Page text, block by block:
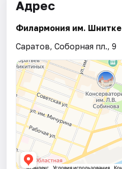
Адрес
Филармония им. Шнитке
Саратов, Соборная пл., 9